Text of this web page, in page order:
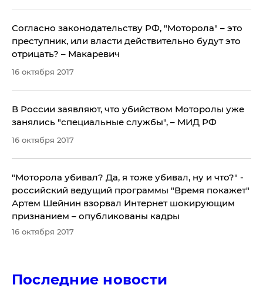
Согласно законодательству РФ, "Моторола" – это
преступник, или власти действительно будут это
отрицать? – Макаревич
16 октября 2017
​В России заявляют, что убийством Моторолы уже
занялись "специальные службы", – МИД РФ
16 октября 2017
"Моторола убивал? Да, я тоже убивал, ну и что?" -
российский ведущий программы "Время покажет"
Артем Шейнин взорвал Интернет шокирующим
признанием – опубликованы кадры
16 октября 2017
Последние новости